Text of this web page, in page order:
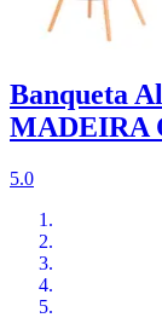
Banqueta
MADEIRA
5.0